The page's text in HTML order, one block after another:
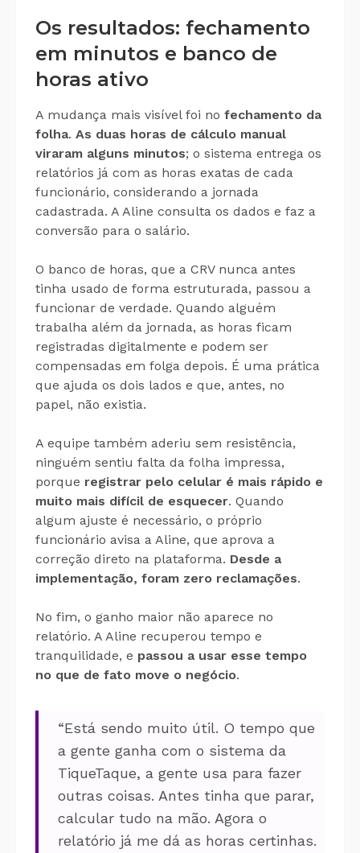
Os resultados: fechamento
em minutos e banco de
horas ativo
A mudança mais visível foi no fechamento da
folha. As duas horas de cálculo manual
viraram alguns minutos; o sistema entrega os
relatórios já com as horas exatas de cada
funcionário, considerando a jornada
cadastrada. A Aline consulta os dados e faz a
conversão para o salário.
O banco de horas, que a CRV nunca antes
tinha usado de forma estruturada, passou a
funcionar de verdade. Quando alguém
trabalha além da jornada, as horas ficam
registradas digitalmente e podem ser
compensadas em folga depois. É uma prática
que ajuda os dois lados e que, antes, no
papel, não existia.
A equipe também aderiu sem resistência,
ninguém sentiu falta da folha impressa,
porque registrar pelo celular é mais rápido e
muito mais difícil de esquecer. Quando
algum ajuste é necessário, o próprio
funcionário avisa a Aline, que aprova a
correção direto na plataforma. Desde a
implementação, foram zero reclamações.
No fim, o ganho maior não aparece no
relatório. A Aline recuperou tempo e
tranquilidade, e passou a usar esse tempo
no que de fato move o negócio.
“Está sendo muito útil. O tempo que
a gente ganha com o sistema da
TiqueTaque, a gente usa para fazer
outras coisas. Antes tinha que parar,
calcular tudo na mão. Agora o
relatório já me dá as horas certinhas.